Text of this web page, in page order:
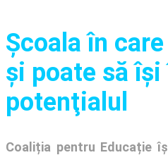
Şcoala în
și poate să
potenţialul
Coaliția pentru Educație